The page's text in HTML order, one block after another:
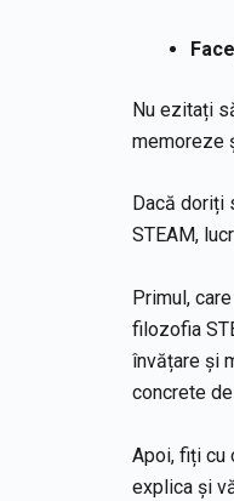
Face
Nu ezitați
memoreze
Dacă doriți
STEAM,
Primul,
filozofia
învățare și
concrete
Apoi, fiți cu
explica și